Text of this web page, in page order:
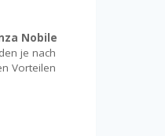
Nobile
je nach
Vorteilen